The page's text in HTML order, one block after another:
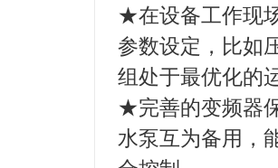
★在设备工作现
参数设定，比如
组处于最优化的
★完善的变频器
水泵互为备用，